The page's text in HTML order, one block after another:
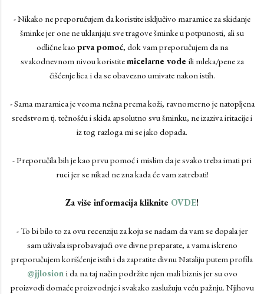
- Nikako ne preporučujem da koristite isključivo maramice za skidanje
šminke jer one ne uklanjaju sve tragove šminke u potpunosti, ali su
odlične kao prva pomoć, dok vam preporučujem da na
svakodnevnom nivou koristitemicelarne vode ili mleka/pene za
čišćenje lica i da se obavezno umivate nakon istih.
- Sama maramica je veoma nežna prema koži, ravnomerno je natopljena
sredstvom tj. tečnošću i skida apsolutno svu šminku, ne izaziva iritacije i
iz tog razloga mi se jako dopada.
- Preporučila bih je kao prvu pomoć i mislim da je svako treba imati pri
ruci jer se nikad ne zna kada će vam zatrebati!
Za više informacija kliknite OVDE!
- To bi bilo to za ovu recenziju za koju se nadam da vam se dopala jer
sam uživala isprobavajući ove divne preparate, a vama iskreno
preporučujem korišćenje istih i da zapratite divnu Nataliju putem profila
@jjlosion i da na taj način podržite njen mali biznis jer su ovo
proizvodi domaće proizvodnje i svakako zaslužuju veću pažnju. Njihovu